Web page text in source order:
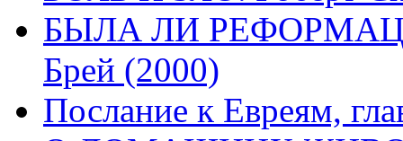
БЫЛА ЛИ
Брей (2000)
Послание к Евреям,